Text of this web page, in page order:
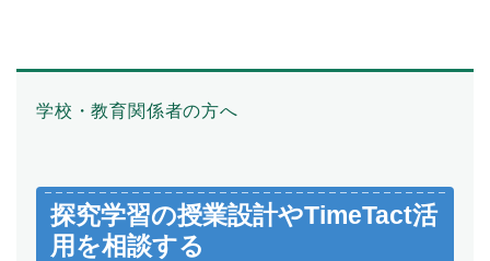
学校・教育関係者の方へ
探究学習の授業設計やTimeTact活
用を相談する